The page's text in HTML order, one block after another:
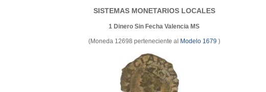
SISTEMAS MONETARIOS LOCALES
1 Dinero Sin Fecha Valencia MS
(Moneda 12698 perteneciente al Modelo 1679 )